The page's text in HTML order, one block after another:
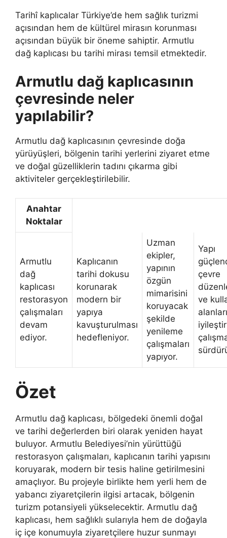
Tarihî kaplıcalar Türkiye’de hem sağlık turizmi
açısından hem de kültürel mirasın korunması
açısından büyük bir öneme sahiptir. Armutlu
dağ kaplıcası bu tarihi mirası temsil etmektedir.
Armutlu dağ kaplıcasının
çevresinde neler
yapılabilir?
Armutlu dağ kaplıcasının çevresinde doğa
yürüyüşleri, bölgenin tarihi yerlerini ziyaret etme
ve doğal güzelliklerin tadını çıkarma gibi
aktiviteler gerçekleştirilebilir.
Anahtar
Noktalar
Armutlu
dağ
kaplıcası
restorasyon
çalışmaları
devam
ediyor.
Kaplıcanın
tarihi dokusu
korunarak
modern bir
yapıya
kavuşturulması
hedefleniyor.
Uzman
ekipler,
yapının
özgün
mimarisini
koruyacak
şekilde
yenileme
çalışmaları
yapıyor.
Yapı
çevre
ve
Özet
Armutlu dağ kaplıcası, bölgedeki önemli doğal
ve tarihi değerlerden biri olarak yeniden hayat
buluyor. Armutlu Belediyesi’nin yürüttüğü
restorasyon çalışmaları, kaplıcanın tarihi yapısını
koruyarak, modern bir tesis haline getirilmesini
amaçlıyor. Bu projeyle birlikte hem yerli hem de
yabancı ziyaretçilerin ilgisi artacak, bölgenin
turizm potansiyeli yükselecektir. Armutlu dağ
kaplıcası, hem sağlıklı sularıyla hem de doğayla
iç içe konumuyla ziyaretçilere huzur sunmayı